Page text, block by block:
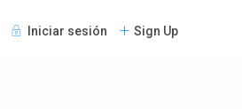
Iniciar sesión Sign Up